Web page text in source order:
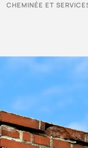
CHEMINÉE ET